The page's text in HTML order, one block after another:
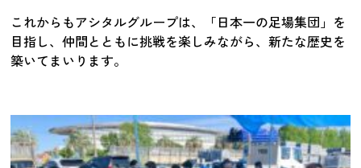
これからもアシタルグループは、「日本一の足場集団」を
目指し、仲間とともに挑戦を楽しみながら、新たな歴史を
築いてまいります。